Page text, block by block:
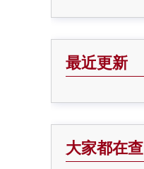
最近更新
大家都在查